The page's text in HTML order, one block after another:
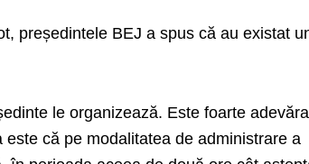
președintele BEJ a spus că au existat
le organizează. Este foarte
că pe modalitatea de administrare a